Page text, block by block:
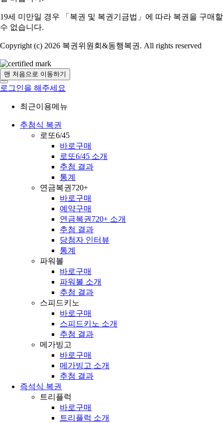
19세 미만일 경우 「복권 및 복권기금법」에 따라 복권을 구매할
수 없습니다.
Copyright (c) 2026 복권위원회&동행복권. All rights reserved
맨 처음으로 이동하기
로그인을 해주세요
최근이용메뉴
추첨식 복권
로또6/45
바로구매
로또6/45 소개
추첨 결과
통계
연금복권720+
바로구매
예약구매
연금복권720+ 소개
추첨 결과
당첨자 인터뷰
통계
파워볼
바로구매
파워볼 소개
추첨 결과
스피드키노
바로구매
스피드키노 소개
추첨 결과
메가빙고
바로구매
메가빙고 소개
추첨 결과
즉석식 복권
트리플럭
바로구매
트리플럭 소개